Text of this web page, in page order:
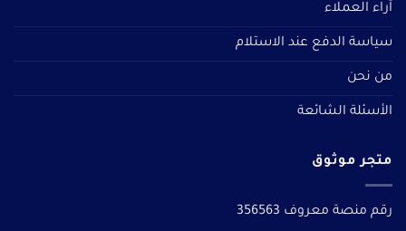
آراء العملاء
سياسة الدفع عند الاستلام
من نحن
الأسئلة الشائعة
متجر موثوق
رقم منصة معروف 356563